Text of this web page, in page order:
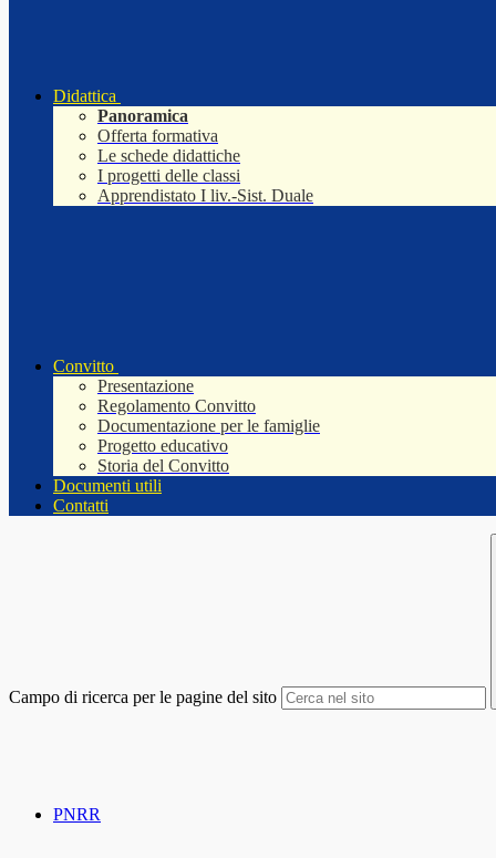
Didattica
Panoramica
Offerta formativa
Le schede didattiche
I progetti delle classi
Apprendistato I liv.-Sist. Duale
Convitto
Presentazione
Regolamento Convitto
Documentazione per le famiglie
Progetto educativo
Storia del Convitto
Documenti utili
Contatti
Campo di ricerca per le pagine del sito
PNRR